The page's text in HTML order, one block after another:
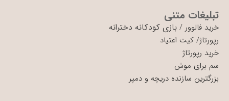
تبلیغات متنی
خرید فالوور / بازی کودکانه دخترانه
رپورتاژ/ کیت اعتیاد
خرید رپورتاژ
سم برای موش
بزرگترین سازنده دریچه و دمپر